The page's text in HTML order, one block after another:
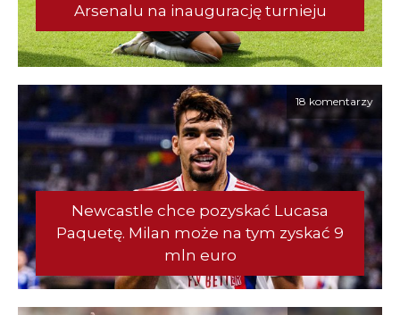
Arsenalu na inaugurację turnieju
18 komentarzy
Newcastle chce pozyskać Lucasa
Paquetę. Milan może na tym zyskać 9
mln euro